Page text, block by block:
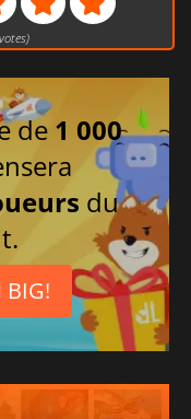
de 1 000
du
BIG!